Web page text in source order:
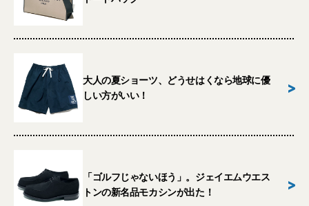
大人の夏ショーツ、どうせはくなら地球に優
しい方がいい！
>
「ゴルフじゃないほう」。ジェイエムウエス
トンの新名品モカシンが出た！
>